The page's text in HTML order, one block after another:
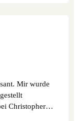
Mir wurde
Christopher…